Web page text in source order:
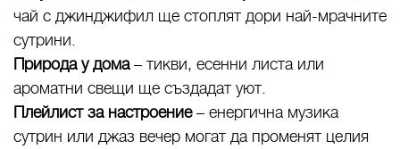
чай с джинджифил ще стоплят дори най-мрачните
сутрини.
Природа у дома– тикви, есенни листа или
ароматни свещи ще създадат уют.
Плейлист за настроение– енергична музика
сутрин или джаз вечер могат да променят целия